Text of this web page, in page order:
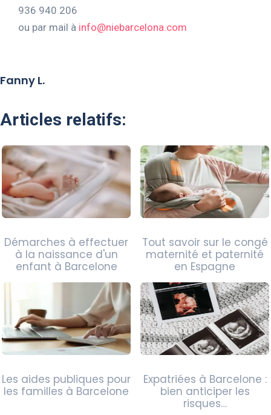
936 940 206
ou par mail à info@niebarcelona.com
Fanny L.
Articles relatifs:
Démarches à effectuer
à la naissance d'un
enfant à Barcelone
Tout savoir sur le congé
maternité et paternité
en Espagne
Les aides publiques pour
les familles à Barcelone
Expatriées à Barcelone :
bien anticiper les
risques…